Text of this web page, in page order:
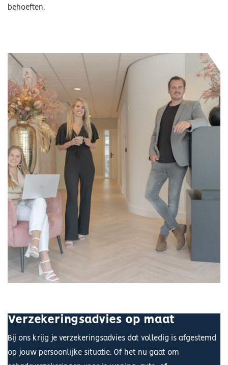
behoeften.
Verzekeringsadvies op maat
Bij ons krijg je verzekeringsadvies dat volledig is afgestemd
op jouw persoonlijke situatie. Of het nu gaat om